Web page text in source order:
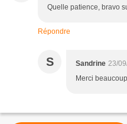
Quelle patience, bravo
Répondre
S Sandrine 23/
Merci